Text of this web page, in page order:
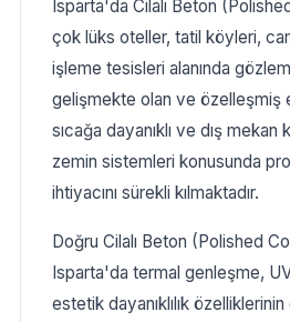
Isparta'da Cilalı Beton
çok lüks oteller, tatil köyleri,
işleme tesisleri alanında
gelişmekte olan ve özelleşmiş
sıcağa dayanıklı ve dış mekan
zemin sistemleri konusunda
ihtiyacını sürekli kılmaktadır.
Doğru Cilalı Beton (Polished
Isparta'da termal genleşme,
estetik dayanıklılık